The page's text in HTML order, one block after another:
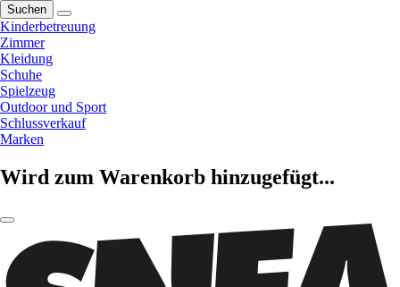
Suchen
Kinderbetreuung
Zimmer
Kleidung
Schuhe
Spielzeug
Outdoor und Sport
Schlussverkauf
Marken
Wird zum Warenkorb hinzugefügt...